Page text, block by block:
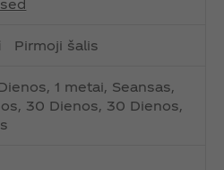
Pirmoji šalis
1 metai, Seansas,
30 Dienos, 30 Dienos,